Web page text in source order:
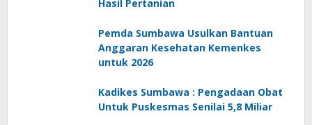
Hasil Pertanian
Pemda Sumbawa Usulkan Bantuan
Anggaran Kesehatan Kemenkes
untuk 2026
Kadikes Sumbawa : Pengadaan Obat
Untuk Puskesmas Senilai 5,8 Miliar